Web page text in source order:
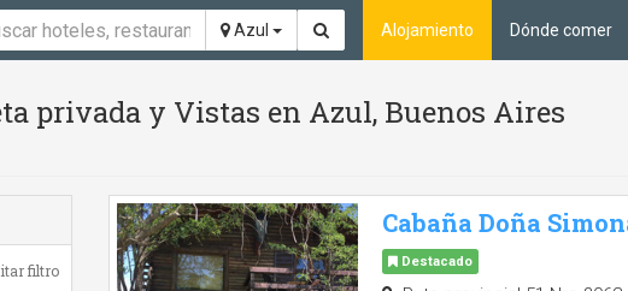
Azul Alojamiento Dónde comer
privada y Vistas en Azul, Buenos Aires
filtro
Cabaña Doña
Destacado